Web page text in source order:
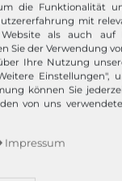
schnell per
die Funktionalität
mit
als auch auf
Sie der Verwendung
Ihre Nutzung
Einstellungen",
können Sie
von uns
Impressum